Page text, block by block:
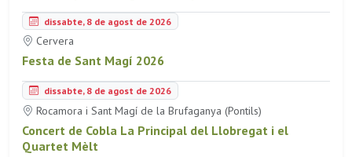
dissabte, 8 de agost de 2026
Cervera
Festa de Sant Magí 2026
dissabte, 8 de agost de 2026
Rocamora i Sant Magí de la Brufaganya (Pontils)
Concert de Cobla La Principal del Llobregat i el
Quartet Mèlt